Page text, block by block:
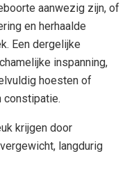
aanwezig zijn, of
en herhaalde
Een dergelijke
inspanning,
hoesten of
constipatie.
krijgen door
langdurig